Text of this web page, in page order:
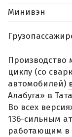
Минивэн
Производство
циклу (со
автомобилей)
Алабуга» в
Во всех
136-сильным
работающим в